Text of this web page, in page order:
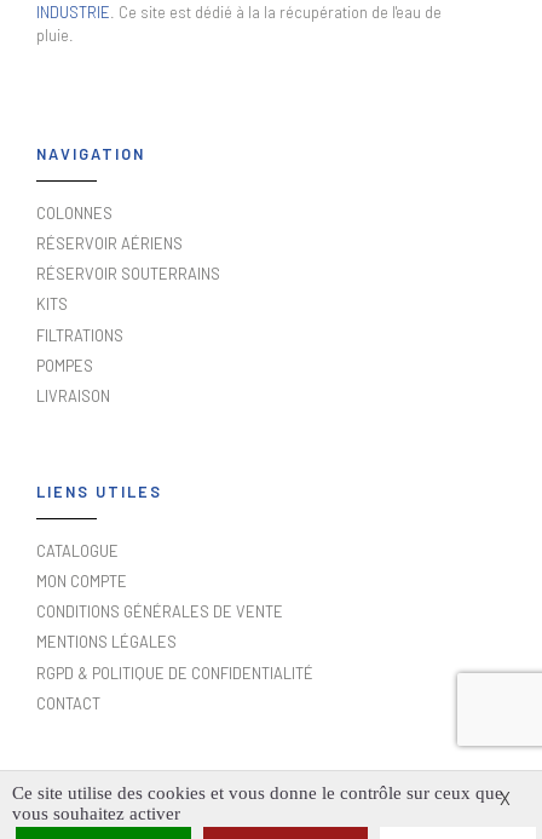
INDUSTRIE . Ce site est dédié à la la récupération de l'eau de
pluie.
NAVIGATION
COLONNES
RÉSERVOIR AÉRIENS
RÉSERVOIR SOUTERRAINS
KITS
FILTRATIONS
POMPES
LIVRAISON
LIENS UTILES
CATALOGUE
MON COMPTE
CONDITIONS GÉNÉRALES DE VENTE
MENTIONS LÉGALES
RGPD & POLITIQUE DE CONFIDENTIALITÉ
CONTACT
X
Ce site utilise des cookies et vous donne le contrôle sur ceux que
vous souhaitez activer